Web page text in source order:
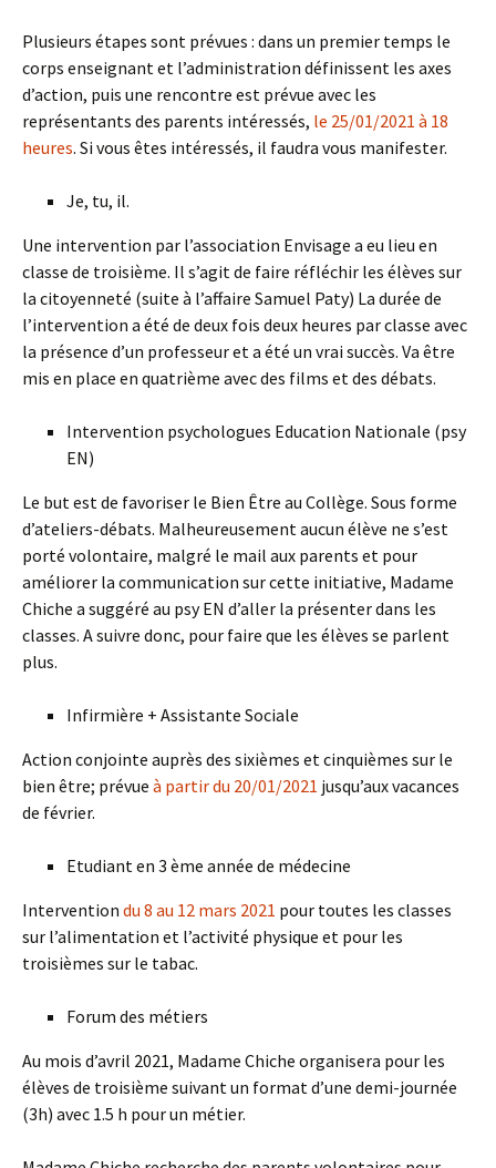
Plusieurs étapes sont prévues : dans un premier temps le
corps enseignant et l’administration définissent les axes
d’action, puis une rencontre est prévue avec les
représentants des parents intéressés, le 25/01/2021 à 18
heures. Si vous êtes intéressés, il faudra vous manifester.
Je, tu, il.
Une intervention par l’association Envisage a eu lieu en
classe de troisième. Il s’agit de faire réfléchir les élèves sur
la citoyenneté (suite à l’affaire Samuel Paty) La durée de
l’intervention a été de deux fois deux heures par classe avec
la présence d’un professeur et a été un vrai succès. Va être
mis en place en quatrième avec des films et des débats.
Intervention psychologues Education Nationale (psy
EN)
Le but est de favoriser le Bien Être au Collège. Sous forme
d’ateliers-débats. Malheureusement aucun élève ne s’est
porté volontaire, malgré le mail aux parents et pour
améliorer la communication sur cette initiative, Madame
Chiche a suggéré au psy EN d’aller la présenter dans les
classes. A suivre donc, pour faire que les élèves se parlent
plus.
Infirmière + Assistante Sociale
Action conjointe auprès des sixièmes et cinquièmes sur le
bien être; prévue à partir du 20/01/2021 jusqu’aux vacances
de février.
Etudiant en 3 ème année de médecine
Intervention du 8 au 12 mars 2021 pour toutes les classes
sur l’alimentation et l’activité physique et pour les
troisièmes sur le tabac.
Forum des métiers
Au mois d’avril 2021, Madame Chiche organisera pour les
élèves de troisième suivant un format d’une demi-journée
(3h) avec 1.5 h pour un métier.